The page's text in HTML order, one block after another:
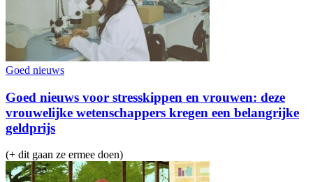
Goed nieuws
Goed nieuws voor stresskippen en vrouwen: deze
vrouwelijke wetenschappers kregen een belangrijke
geldprijs
(+ dit gaan ze ermee doen)